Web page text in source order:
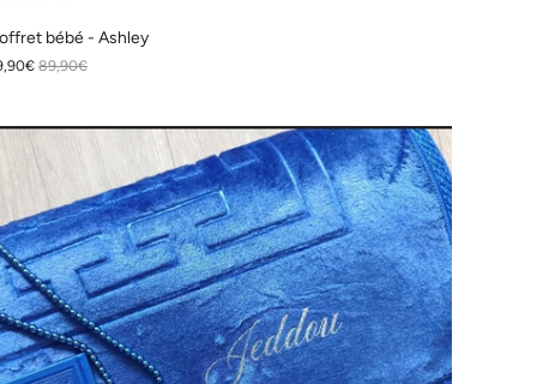
bébé - Ashley
89,90€
PROMO PROMO PROMO PROMO